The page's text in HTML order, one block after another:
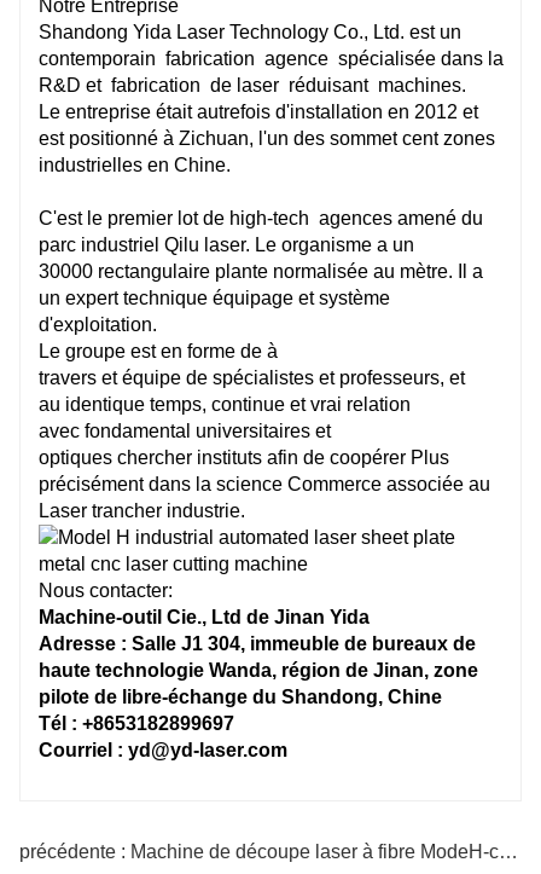
Notre Entreprise
Shandong Yida Laser Technology Co., Ltd. est un
contemporain fabrication agence spécialisée dans la
R&D et fabrication de laser réduisant machines.
Le entreprise était autrefois d'installation en 2012 et
est positionné à Zichuan, l'un des sommet cent zones
industrielles en Chine.
C'est le premier lot de high-tech agences amené du
parc industriel Qilu laser. Le organisme a un
30000 rectangulaire plante normalisée au mètre. Il a
un expert technique équipage et système
d'exploitation.
Le groupe esten forme de à
travers etéquipe de spécialistes et professeurs, et
au identique temps, continue etvrai relation
avec fondamental universitaires et
optiques chercher instituts afin de coopérer Plus
précisément dans la science Commerce associée au
Laser trancher industrie.
Nous contacter:
Machine-outil Cie., Ltd de Jinan Yida
Adresse : Salle J1 304, immeuble de bureaux de
haute technologie Wanda, région de Jinan, zone
pilote de libre-échange du Shandong, Chine
Tél : +8653182899697
Courriel : yd@yd-laser.com
précédente : Machine de découpe laser à fibre ModeH-cnc pour tôle d'acier